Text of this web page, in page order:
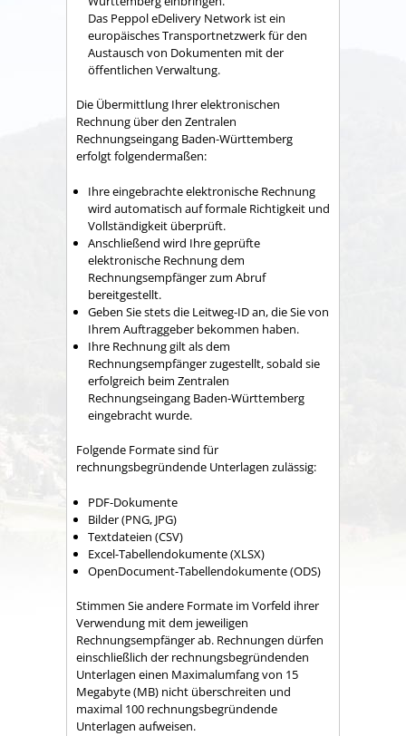
Das Peppol eDelivery Network ist ein
europäisches Transportnetzwerk für den
Austausch von Dokumenten mit der
öffentlichen Verwaltung.
Die Übermittlung Ihrer elektronischen
Rechnung über den Zentralen
Rechnungseingang Baden-Württemberg
erfolgt folgendermaßen:
Ihre eingebrachte elektronische Rechnung
wird automatisch auf formale Richtigkeit und
Vollständigkeit überprüft.
Anschließend wird Ihre geprüfte
elektronische Rechnung dem
Rechnungsempfänger zum Abruf
bereitgestellt.
Geben Sie stets die Leitweg-ID an, die Sie von
Ihrem Auftraggeber bekommen haben.
Ihre Rechnung gilt als dem
Rechnungsempfänger zugestellt, sobald sie
erfolgreich beim Zentralen
Rechnungseingang Baden-Württemberg
eingebracht wurde.
Folgende Formate sind für
rechnungsbegründende Unterlagen zulässig:
PDF-Dokumente
Bilder (PNG, JPG)
Textdateien (CSV)
Excel-Tabellendokumente (XLSX)
OpenDocument-Tabellendokumente (ODS)
Stimmen Sie andere Formate im Vorfeld ihrer
Verwendung mit dem jeweiligen
Rechnungsempfänger ab. Rechnungen dürfen
einschließlich der rechnungsbegründenden
Unterlagen einen Maximalumfang von 15
Megabyte (MB) nicht überschreiten und
maximal 100 rechnungsbegründende
Unterlagen aufweisen.